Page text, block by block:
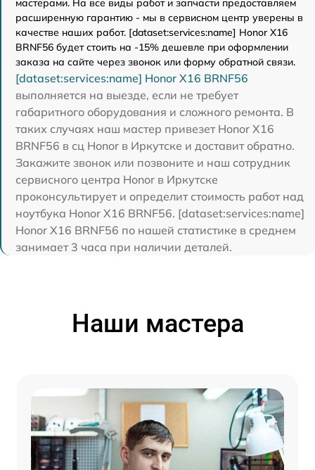
расширенную гарантию - мы в сервисном центр уверены в
качестве наших работ. [dataset:services:name] Honor X16
BRNF56 будет стоить на -15% дешевле при оформлении
заказа на сайте через звонок или форму обратной связи.
[dataset:services:name] Honor X16 BRNF56
выполняется на выезде, если не требует
габаритного оборудования и сложного ремонта. В
таких случаях наш мастер привезет Honor X16
BRNF56 в сц Honor в Иркутске и доставит обратно.
Закажите звонок или позвоните и наш сотрудник
сервисного центра Honor в Иркутске
проконсультирует и определит стоимость работ над
ноутбука Honor X16 BRNF56. [dataset:services:name]
Honor X16 BRNF56 по нашей статистике в среднем
занимает 3 часа при наличии деталей.
Наши мастера